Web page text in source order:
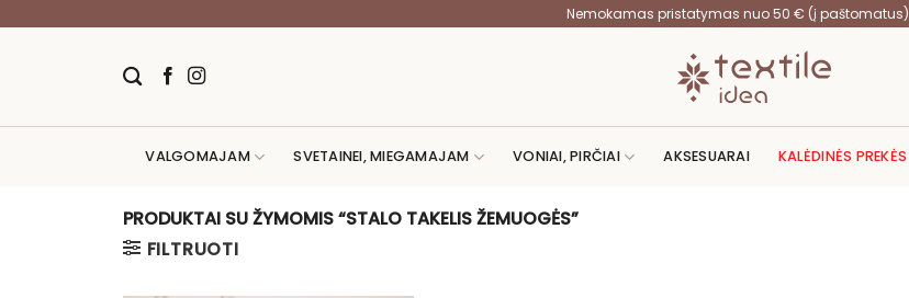
Nemokamas pristatymas nuo 50 € (į paštomatus)
VALGOMAJAM SVETAINEI, MIEGAMAJAM VONIAI, PIRČIAI AKSESUARAI KALĖDINĖS PREKĖS
PRODUKTAI SU ŽYMOMIS “STALO TAKELIS ŽEMUOGĖS”
FILTRUOTI